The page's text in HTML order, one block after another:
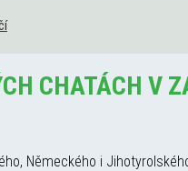
CHATÁCH V
Německého i